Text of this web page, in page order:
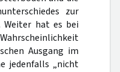
zur
Weiter hat es bei
Ausgang im
jedenfalls „nicht